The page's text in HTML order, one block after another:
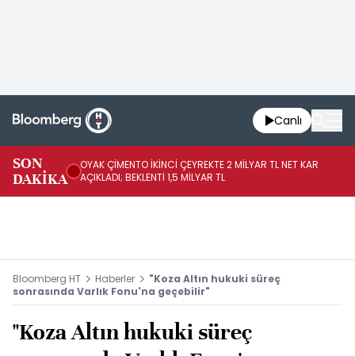
Canlı
SON
DAKİKA
OYAK ÇİMENTO İKİNCİ ÇEYREKTE 2 MİLYAR TL NET KAR
AÇIKLADI; BEKLENTİ 1,5 MİLYAR TL
Bloomberg HT Haberler
"Koza Altın hukuki süreç
sonrasında Varlık Fonu'na geçebilir"
"Koza Altın hukuki süreç